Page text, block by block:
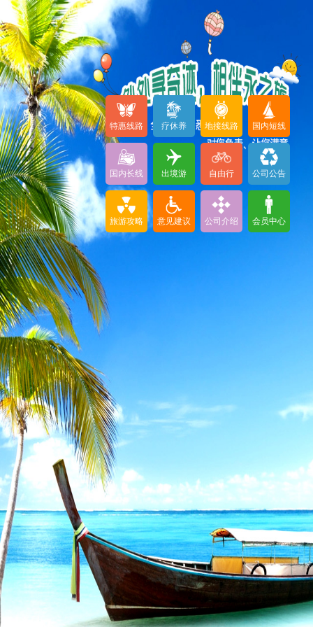
特惠线路 疗休养 地接线路 国内短线
国内长线 出境游 自由行 公司公告
旅游攻略 意见建议 公司介绍 会员中心